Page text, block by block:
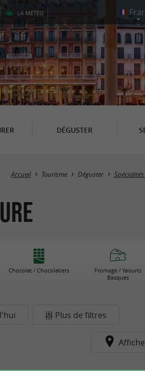
LA MÉTÉO
DÉGUSTER
Accueil Tourisme Déguster
Chocolat / Chocolatiers
Fromage / Yaourts
Basques
Plus de filtres